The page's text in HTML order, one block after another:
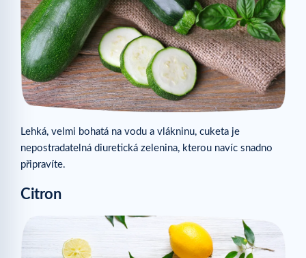
Lehká, velmi bohatá na vodu a vlákninu, cuketa je
nepostradatelná diuretická zelenina, kterou navíc snadno
připravíte.
Citron